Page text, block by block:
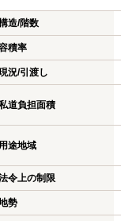
造/階数
積率
況/引渡し
道負担面積
用途地域
令上の制限
勢